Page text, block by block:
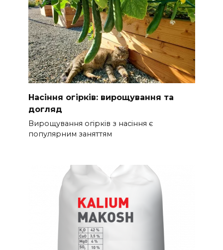
Насіння огірків: вирощування та
догляд
Вирощування огірків з насіння є
популярним заняттям